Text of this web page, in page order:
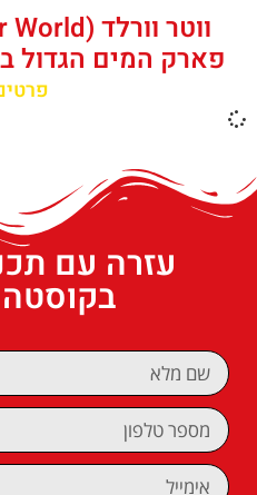
פארק המים הגדול
עזרה עם
בקוסטה